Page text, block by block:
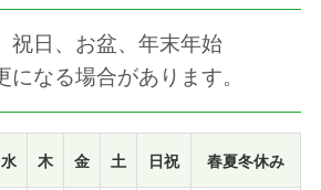
祝日、お盆、年末年始
なる場合があります。
水 木 金 土 日祝 春夏冬休み